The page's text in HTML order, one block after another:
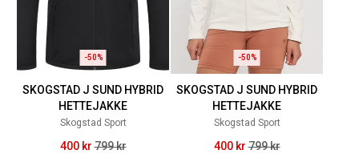
-50%
SKOGSTAD J SUND HYBRID
HETTEJAKKE
Skogstad Sport
400 kr 799 kr
-50%
SKOGSTAD J SUND HYBRID
HETTEJAKKE
Skogstad Sport
400 kr 799 kr